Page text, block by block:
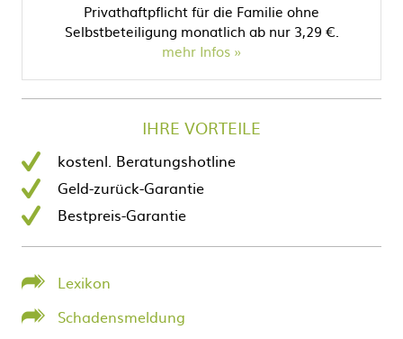
Privathaftpflicht für die Familie ohne
Selbstbeteiligung monatlich ab nur 3,29 €.
mehr Infos
IHRE VORTEILE
kostenl. Beratungshotline
Geld-zurück-Garantie
Bestpreis-Garantie
Lexikon
Schadensmeldung